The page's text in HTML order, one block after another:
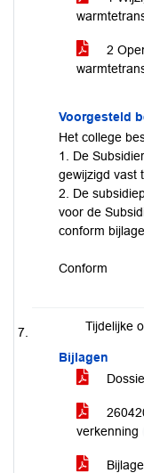
2
Voorgesteld
Het college
1. De
gewijzigd vast
2. De
voor de
conform bijlage
Conform
Tijdelijke
Bijlagen
verkenning